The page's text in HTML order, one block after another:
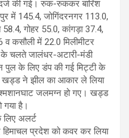
दर्ज की गई। रुक-रुककर बारिश
में 145.4, जोगिंदरनगर 113.0,
गोहर 55.0, कांगड़ा 37.4,
कसौली में 22.0 मिलीमीटर
के चलते जालंधर-अटारी-मंडी
पुल के लिए डंप की गई मिट्टी के
ने झील का आकार ले लिया
श्मशानघाट जलमग्न हो गए। खड्ड
गया है।
लिए अलर्ट
हिमाचल प्रदेश को कवर कर लिया